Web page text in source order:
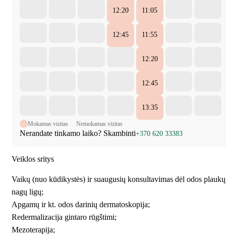
12:20 11:05
12:45 11:55
12:20
12:45
13:35
Mokamas vizitas Nemokamas vizitas
Nerandate tinkamo laiko? Skambinti+370 620 33383
Veiklos sritys
Vaikų (nuo kūdikystės) ir suaugusių konsultavimas dėl odos
nagų ligų;
Apgamų ir kt. odos darinių dermatoskopija;
Redermalizacija gintaro rūgštimi;
Mezoterapija;